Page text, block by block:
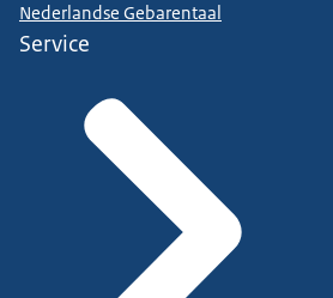
Nederlandse Gebarentaal
Service